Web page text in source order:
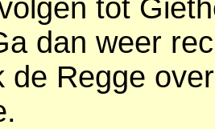
tot
dan weer
de Regge